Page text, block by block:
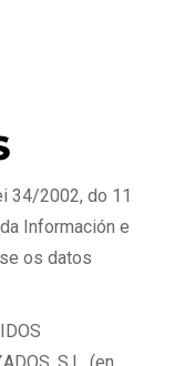
34/2002, do 11
Información e
os datos